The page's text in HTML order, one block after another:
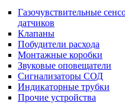
Газочувствительные
датчиков
Клапаны
Побудители расхода
Монтажные коробки
Звуковые оповещатели
Сигнализаторы СОД
Индикаторные трубки
Прочие устройства